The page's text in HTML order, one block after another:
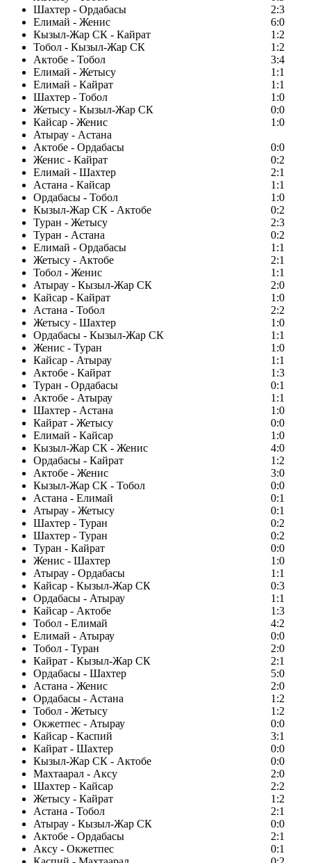
Шахтер - Ордабасы
2:3
Елимай - Женис
6:0
Кызыл-Жар СК - Кайрат
1:2
Тобол - Кызыл-Жар СК
1:2
Актобе - Тобол
3:4
Елимай - Жетысу
1:1
Елимай - Кайрат
1:1
Шахтер - Тобол
1:0
Жетысу - Кызыл-Жар СК
0:0
Кайсар - Женис
1:0
Атырау - Астана
Актобе - Ордабасы
0:0
Женис - Кайрат
0:2
Елимай - Шахтер
2:1
Астана - Кайсар
1:1
Ордабасы - Тобол
1:0
Кызыл-Жар СК - Актобе
0:2
Туран - Жетысу
2:3
Туран - Астана
0:2
Елимай - Ордабасы
1:1
Жетысу - Актобе
2:1
Тобол - Женис
1:1
Атырау - Кызыл-Жар СК
2:0
Кайсар - Кайрат
1:0
Астана - Тобол
2:2
Жетысу - Шахтер
1:0
Ордабасы - Кызыл-Жар СК
1:1
Женис - Туран
1:0
Кайсар - Атырау
1:1
Актобе - Кайрат
1:3
Туран - Ордабасы
0:1
Актобе - Атырау
1:1
Шахтер - Астана
1:0
Кайрат - Жетысу
0:0
Елимай - Кайсар
1:0
Кызыл-Жар СК - Женис
4:0
Ордабасы - Кайрат
1:2
Актобе - Женис
3:0
Кызыл-Жар СК - Тобол
0:0
Астана - Елимай
0:1
Атырау - Жетысу
0:1
Шахтер - Туран
0:2
Шахтер - Туран
0:2
Туран - Кайрат
0:0
Женис - Шахтер
1:0
Атырау - Ордабасы
1:1
Кайсар - Кызыл-Жар СК
0:3
Ордабасы - Атырау
1:1
Кайсар - Актобе
1:3
Тобол - Елимай
4:2
Елимай - Атырау
0:0
Тобол - Туран
2:0
Кайрат - Кызыл-Жар СК
2:1
Ордабасы - Шахтер
5:0
Астана - Женис
2:0
Ордабасы - Астана
1:2
Тобол - Жетысу
1:2
Окжетпес - Атырау
0:0
Кайсар - Каспий
3:1
Кайрат - Шахтер
0:0
Кызыл-Жар СК - Актобе
0:0
Махтаарал - Аксу
2:0
Шахтер - Кайсар
2:2
Жетысу - Кайрат
1:2
Астана - Тобол
2:1
Атырау - Кызыл-Жар СК
0:0
Актобе - Ордабасы
2:1
Аксу - Окжетпес
0:1